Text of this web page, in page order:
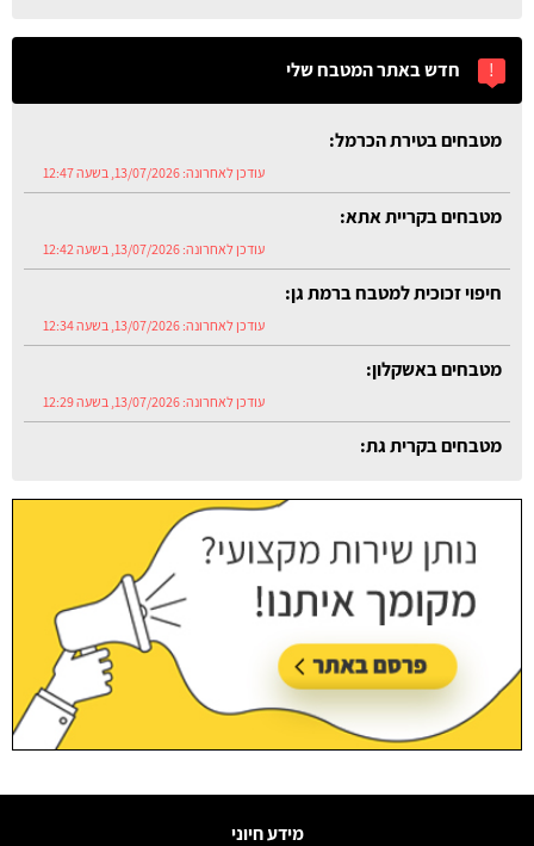
! חדש באתר המטבח שלי
מטבחים בטירת הכרמל:
עודכן לאחרונה:13/07/2026, בשעה 12:42
חיפוי זכוכית למטבח ברמת גן:
עודכן לאחרונה:13/07/2026, בשעה 12:34
עודכן לאחרונה:13/07/2026, בשעה 12:29
מטבחים בקרית גת:
עודכן לאחרונה:13/07/2026, בשעה 12:54
מידע חיוני